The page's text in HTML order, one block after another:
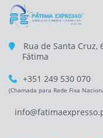
Rua de Santa Cruz,
Fátima
+351 249 530 070
(Chamada para Rede Fixa